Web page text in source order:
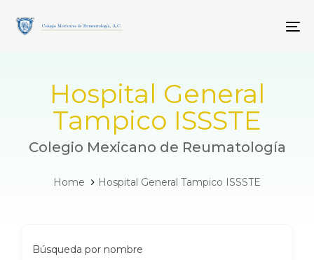
links
primary
Hospital General
Tampico ISSSTE
Colegio Mexicano de Reumatología
Home Hospital General Tampico ISSSTE
Búsqueda por nombre